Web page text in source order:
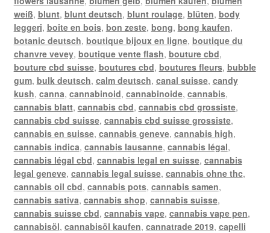
weiß, blunt, blunt deutsch, blunt roulage, blüten, body
leggeri, boite en bois, bon zeste, bong, bong kaufen,
botanic deutsch, boutique bijoux en ligne, boutique du
chanvre vevey, boutique vente flash, bouture cbd,
bouture cbd suisse, boutures cbd, boutures fleurs, bubble
gum, bulk deutsch, calm deutsch, canal suisse, candy
kush, canna, cannabinoid, cannabinoide, cannabis,
cannabis blatt, cannabis cbd, cannabis cbd grossiste,
cannabis cbd suisse, cannabis cbd suisse grossiste,
cannabis en suisse, cannabis geneve, cannabis high,
cannabis indica, cannabis lausanne, cannabis légal,
cannabis légal cbd, cannabis legal en suisse, cannabis
legal geneve, cannabis legal suisse, cannabis ohne thc,
cannabis oil cbd, cannabis pots, cannabis samen,
cannabis sativa, cannabis shop, cannabis suisse,
cannabis suisse cbd, cannabis vape, cannabis vape pen,
cannabisöl, cannabisöl kaufen, cannatrade 2019, capelli